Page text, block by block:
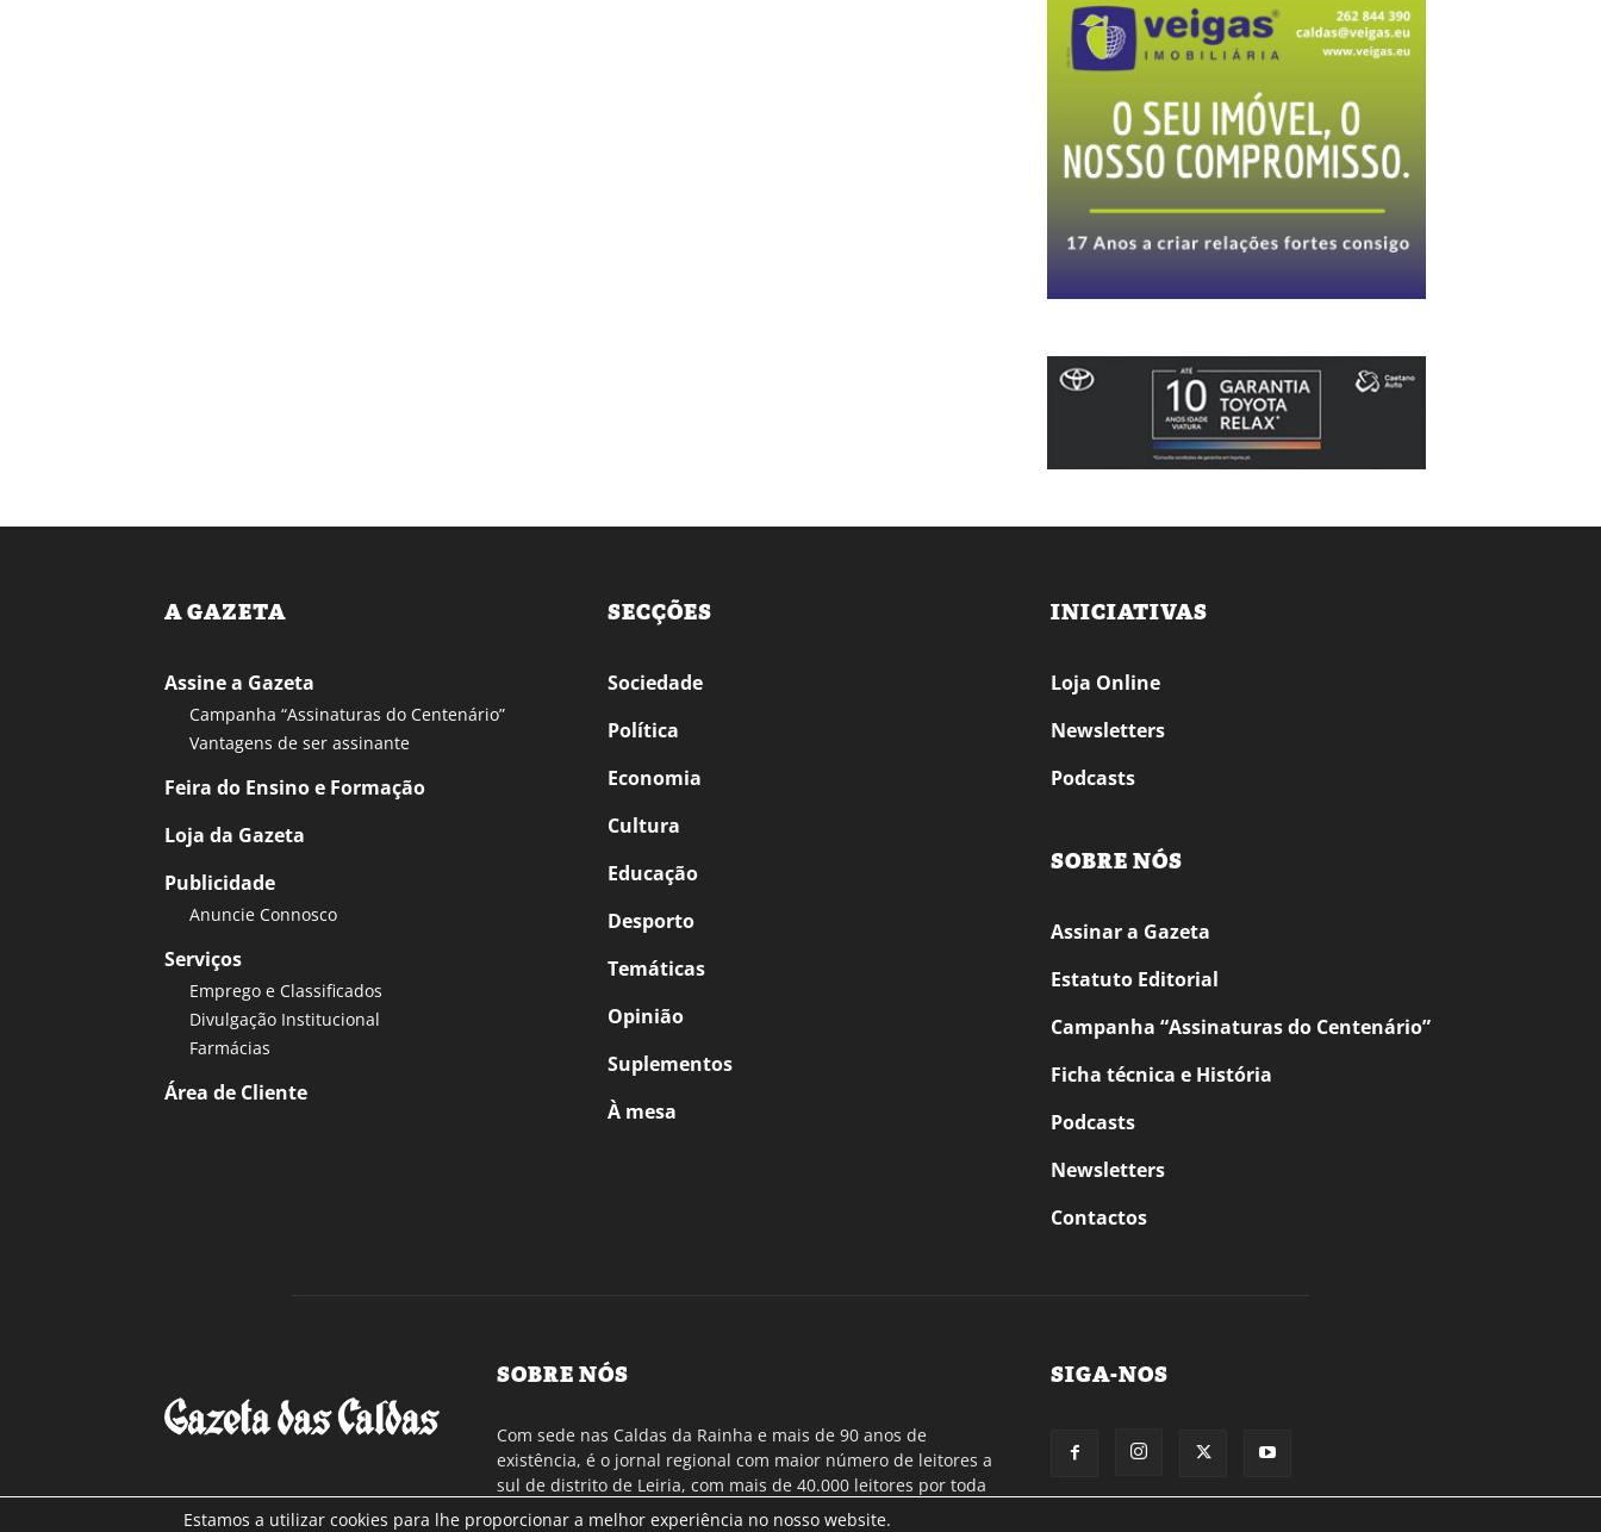
A GAZETA
Assine a Gazeta
Campanha “Assinaturas do Centenário”
Vantagens de ser assinante
Feira do Ensino e Formação
Loja da Gazeta
Publicidade
Anuncie Connosco
Serviços
Emprego e Classificados
Divulgação Institucional
Farmácias
Área de Cliente
SECÇÕES
Sociedade
Política
Economia
Cultura
Educação
Desporto
Temáticas
Opinião
Suplementos
À mesa
INICIATIVAS
Loja Online
Newsletters
Podcasts
SOBRE NÓS
Assinar a Gazeta
Estatuto Editorial
Campanha “Assinaturas do Centenário”
Ficha técnica e História
Podcasts
Newsletters
Contactos
SOBRE NÓS
Com sede nas Caldas da Rainha e mais de 90 anos de
existência, é o jornal regional com maior número de leitores a
sul de distrito de Leiria, com mais de 40.000 leitores por toda
a região Oeste. Jornal com distribuição em Portugal
SIGA-NOS
Estamos a utilizar cookies para lhe proporcionar a melhor experiência no nosso website.